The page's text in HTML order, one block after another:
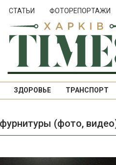
СТАТЬИ ФОТОРЕПОРТАЖИ
ЗДОРОВЬЕ ТРАНСПОРТ
(фото,